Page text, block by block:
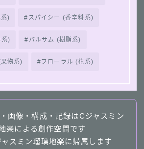
) スパイシー (香辛料系)
系) バルサム (樹脂系)
物系) フローラル (花系)
画像・構成・記録はCジャスミン
楽による創作空間です
スミン瑠璃地楽に帰属します